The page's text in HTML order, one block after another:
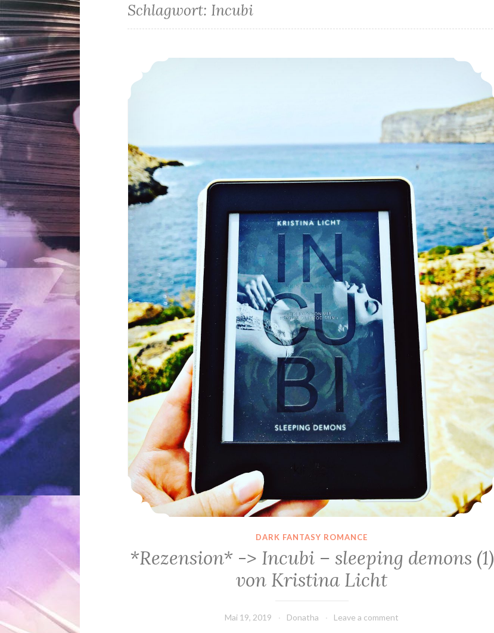
Schlagwort: Incubi
*Rezension* -> Incubi – sleeping demons (1) von Kristina Licht
DARK FANTASY ROMANCE
*Rezension* -> Incubi – sleeping demons (1)
von Kristina Licht
Mai 19, 2019 Donatha Leave a comment